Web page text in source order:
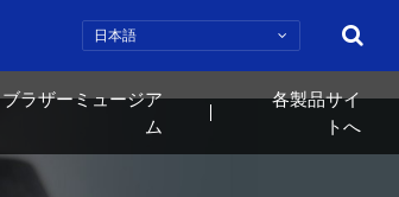
検索
ブラザーミュージア
ム
各製品サイ
トへ